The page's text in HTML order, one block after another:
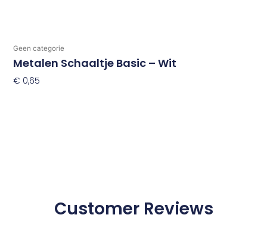
Geen categorie
Metalen Schaaltje Basic – Wit
€ 0,65
Customer Reviews